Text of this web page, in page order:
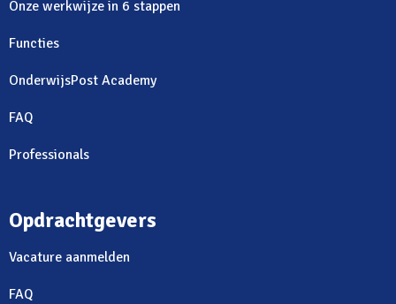
Onze werkwijze in 6 stappen
Functies
OnderwijsPost Academy
FAQ
Professionals
Opdrachtgevers
Vacature aanmelden
FAQ